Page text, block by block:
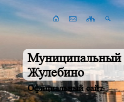
Муниципальный
Жулебино
Официальный сайт